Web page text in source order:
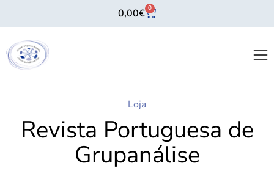
0,00€ 0
Loja
Revista Portuguesa de
Grupanálise